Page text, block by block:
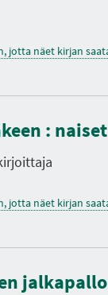
jotta näet kirjan
:
jotta näet kirjan